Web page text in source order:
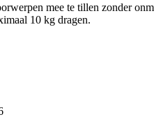
mee te tillen zonder
10 kg dragen.